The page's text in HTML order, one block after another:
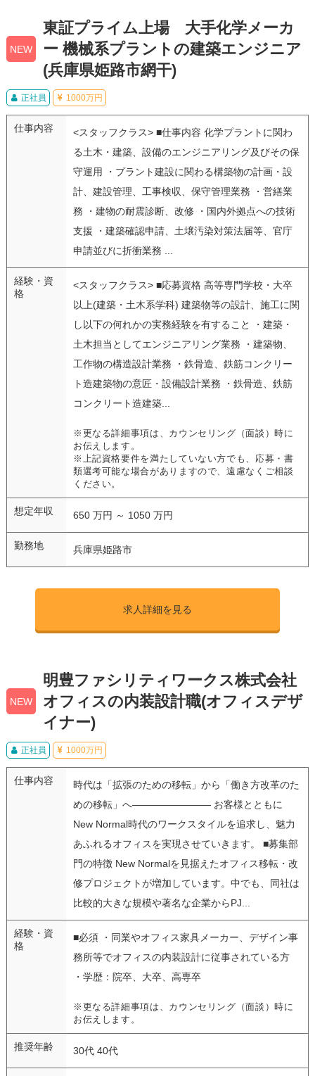
NEW
東証プライム上場 大手化学メーカ
ー 機械系プラントの建築エンジニア
(兵庫県姫路市網干)
正社員 1000万円
仕事内容
<スタッフクラス> ■仕事内容 化学プラントに関わ
る土木・建築、設備のエンジニアリング及びその保
守運用 ・プラント建設に関わる構築物の計画・設
計、建設管理、工事検収、保守管理業務 ・営繕業
務 ・建物の耐震診断、改修 ・国内外拠点への技術
支援 ・建築確認申請、土壌汚染対策法届等、官庁
申請並びに折衝業務 ...
経験・資
格
<スタッフクラス> ■応募資格 高等専門学校・大卒
以上(建築・土木系学科) 建築物等の設計、施工に関
し以下の何れかの実務経験を有すること ・建築・
土木担当としてエンジニアリング業務 ・建築物、
工作物の構造設計業務 ・鉄骨造、鉄筋コンクリー
ト造建築物の意匠・設備設計業務 ・鉄骨造、鉄筋
コンクリート造建築...
※更なる詳細事項は、カウンセリング（面談）時に
お伝えします。
※上記資格要件を満たしていない方でも、応募・書
類選考可能な場合がありますので、遠慮なくご相談
ください。
想定年収 650 万円 ～ 1050 万円
勤務地 兵庫県姫路市
求人詳細を見る
NEW
明豊ファシリティワークス株式会社
オフィスの内装設計職(オフィスデザ
イナー)
正社員 1000万円
仕事内容
時代は「拡張のための移転」から「働き方改革のた
めの移転」へ―――――――― お客様とともに
New Normal時代のワークスタイルを追求し、魅力
あふれるオフィスを実現させていきます。 ■募集部
門の特徴 New Normalを見据えたオフィス移転・改
修プロジェクトが増加しています。中でも、同社は
比較的大きな規模や著名な企業からPJ...
経験・資
格
■必須 ・同業やオフィス家具メーカー、デザイン事
務所等でオフィスの内装設計に従事されている方
・学歴：院卒、大卒、高専卒
※更なる詳細事項は、カウンセリング（面談）時に
お伝えします。
推奨年齢 30代 40代